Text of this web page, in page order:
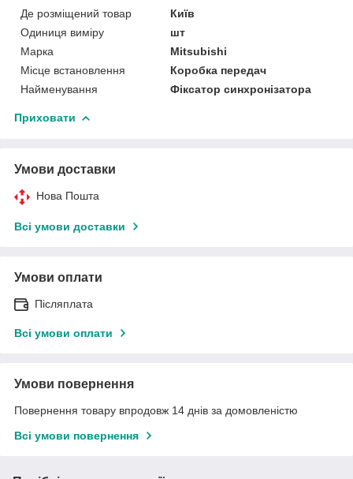
Де розміщений товар
Київ
Одиниця виміру
шт
Марка
Mitsubishi
Місце встановлення
Коробка передач
Найменування
Фіксатор синхронізатора
Приховати
Умови доставки
Нова Пошта
Всі умови доставки
Умови оплати
Післяплата
Всі умови оплати
Умови повернення
Повернення товару впродовж 14 днів за домовленістю
Всі умови повернення